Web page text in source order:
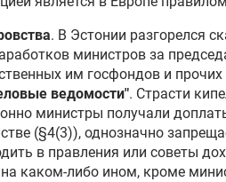
. В Эстонии разгорелся
министров за
им госфондов и
ведомости". Страсти
министры получали
(§4(3)), однозначно
в правления или советы
каком-либо ином, кроме